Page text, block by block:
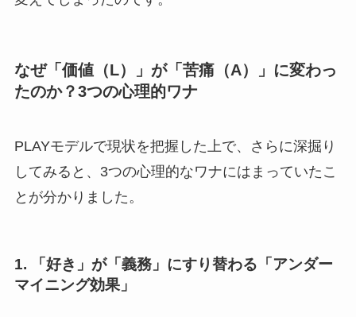
なぜ「価値（L）」が「苦痛（A）」に変わっ
たのか？3つの心理的ワナ
PLAYモデルで現状を把握した上で、さらに深掘り
してみると、3つの心理的なワナにはまっていたこ
とが分かりました。
1. 「好き」が「義務」にすり替わる「アンダー
マイニング効果」